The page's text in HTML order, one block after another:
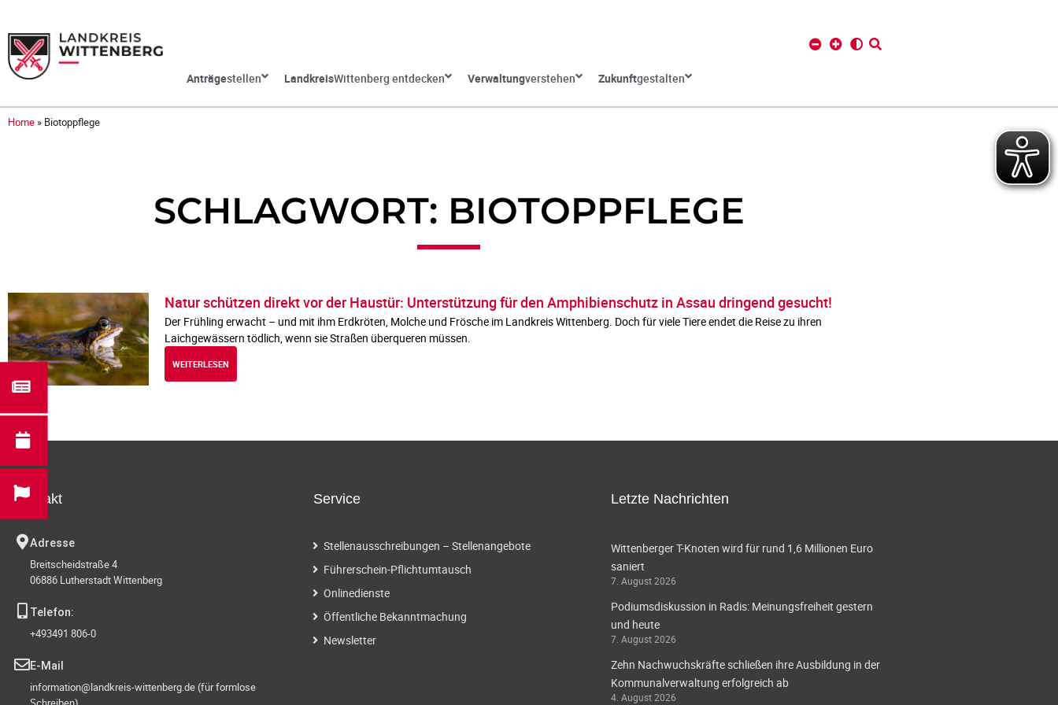
Anträgestellen LandkreisWittenberg entdecken Verwaltungverstehen Zukunftgestalten
Home » Biotoppflege
SCHLAGWORT: BIOTOPPFLEGE
Natur schützen direkt vor der Haustür: Unterstützung für den Amphibienschutz in Assau dringend gesucht!
Der Frühling erwacht – und mit ihm Erdkröten, Molche und Frösche im Landkreis Wittenberg. Doch für viele Tiere endet die Reise zu ihren
Laichgewässern tödlich, wenn sie Straßen überqueren müssen.
WEITERLESEN
Kontakt
Adresse
Breitscheidstraße 4
06886 Lutherstadt Wittenberg
Telefon:
+493491 806-0
E-Mail
information@landkreis-wittenberg.de (für formlose
Service
Stellenausschreibungen – Stellenangebote
Führerschein-Pflichtumtausch
Onlinedienste
Öffentliche Bekanntmachung
Newsletter
Letzte Nachrichten
Wittenberger T-Knoten wird für rund 1,6 Millionen Euro
saniert
7. August 2026
Podiumsdiskussion in Radis: Meinungsfreiheit gestern
und heute
7. August 2026
Zehn Nachwuchskräfte schließen ihre Ausbildung in der
Kommunalverwaltung erfolgreich ab
4. August 2026